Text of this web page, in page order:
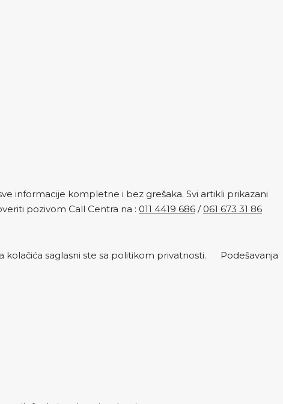
informacije kompletne i bez grešaka. Svi artikli prikazani
pozivom Call Centra na : 011 4419 686 /061 673 31 86
saglasni ste sa politikom privatnosti.
Podešavanja